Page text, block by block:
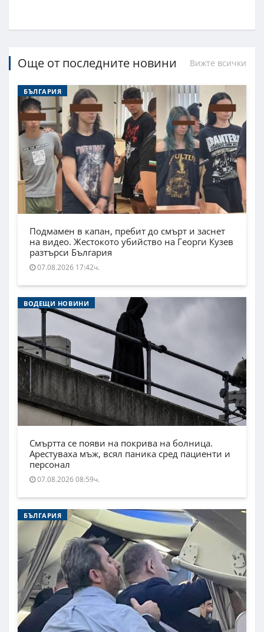
Още от последните новини Вижте всички
БЪЛГАРИЯ
Подмамен в капан, пребит до смърт и заснет
на видео. Жестокото убийство на Георги Кузев
разтърси България
07.08.2026 17:42ч.
ВОДЕЩИ НОВИНИ
Смъртта се появи на покрива на болница.
Арестуваха мъж, всял паника сред пациенти и
персонал
07.08.2026 08:59ч.
БЪЛГАРИЯ